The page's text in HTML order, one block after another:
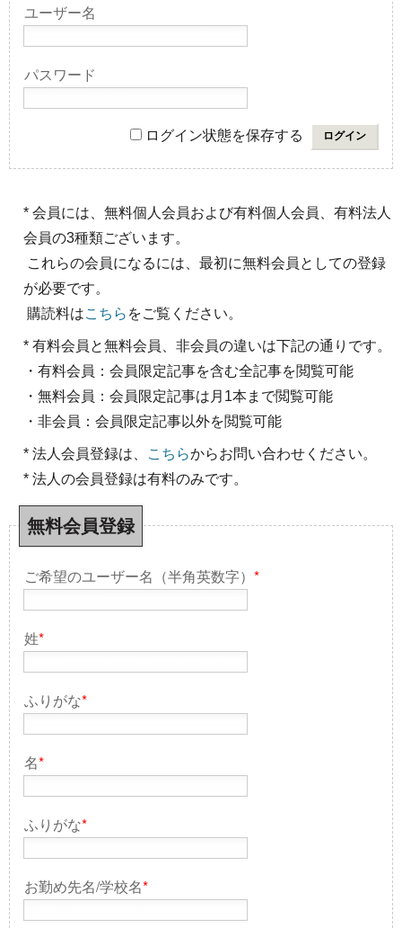
ユーザー名
パスワード
ログイン状態を保存する
* 会員には、無料個人会員および有料個人会員、有料法人
会員の3種類ございます。
これらの会員になるには、最初に無料会員としての登録
が必要です。
購読料はこちら をご覧ください。
* 有料会員と無料会員、非会員の違いは下記の通りです。
・有料会員：会員限定記事を含む全記事を閲覧可能
・無料会員：会員限定記事は月1本まで閲覧可能
・非会員：会員限定記事以外を閲覧可能
* 法人会員登録は、 こちらからお問い合わせください。
* 法人の会員登録は有料のみです。
無料会員登録
ご希望のユーザー名（半角英数字） *
姓*
ふりがな*
名*
ふりがな*
お勤め先名/学校名*